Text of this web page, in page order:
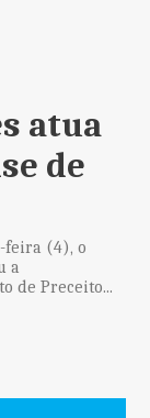
atua
de
feira (4), o
a
de Preceito...